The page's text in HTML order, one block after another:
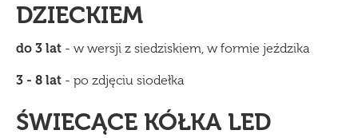
DZIECKIEM
do 3 lat - w wersji z siedziskiem, w formie jeździka
3 - 8 lat - po zdjęciu siodełka
ŚWIECĄCE KÓŁKA LED